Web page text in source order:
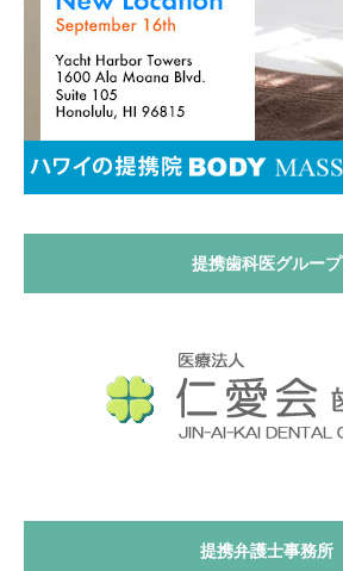
提携歯科医グループ
提携弁護士事務所